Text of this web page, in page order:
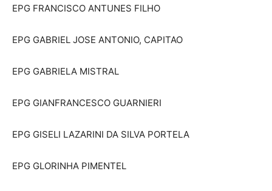
EPG FRANCISCO ANTUNES FILHO
EPG GABRIEL JOSE ANTONIO, CAPITAO
EPG GABRIELA MISTRAL
EPG GIANFRANCESCO GUARNIERI
EPG GISELI LAZARINI DA SILVA PORTELA
EPG GLORINHA PIMENTEL